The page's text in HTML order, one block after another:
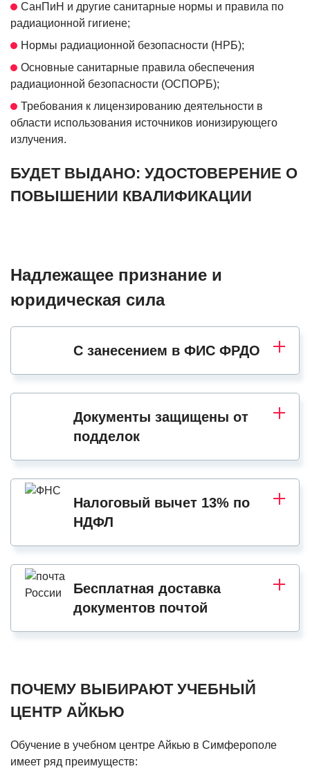
СанПиН и другие санитарные нормы и правила по
радиационной гигиене;
Нормы радиационной безопасности (НРБ);
Основные санитарные правила обеспечения
радиационной безопасности (ОСПОРБ);
Требования к лицензированию деятельности в
области использования источников ионизирующего
излучения.
БУДЕТ ВЫДАНО: УДОСТОВЕРЕНИЕ О
ПОВЫШЕНИИ КВАЛИФИКАЦИИ
Надлежащее признание и
юридическая сила
С занесением в ФИС ФРДО
Документы защищены от
подделок
Налоговый вычет 13% по
НДФЛ
Бесплатная доставка
документов почтой
ПОЧЕМУ ВЫБИРАЮТ УЧЕБНЫЙ
ЦЕНТР АЙКЬЮ
Обучение в учебном центре Айкью в Симферополе
имеет ряд преимуществ: